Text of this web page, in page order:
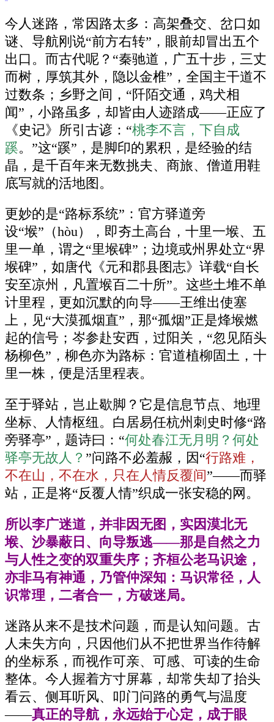
今人迷路，常因路太多：高架叠交、岔口如
谜、导航刚说“前方右转”，眼前却冒出五个
出口。而古代呢？“秦驰道，广五十步，三丈
而树，厚筑其外，隐以金椎”，全国主干道不
过数条；乡野之间，“阡陌交通，鸡犬相
闻”，小路虽多，却皆由人迹踏成——正应了
《史记》所引古谚：“桃李不言，下自成
蹊。”这“蹊”，是脚印的累积，是经验的结
晶，是千百年来无数挑夫、商旅、僧道用鞋
底写就的活地图。
更妙的是“路标系统”：官方驿道旁
设“堠”（hòu），即夯土高台，十里一堠、五
里一单，谓之“里堠碑”；边境或州界处立“界
堠碑”，如唐代《元和郡县图志》详载“自长
安至凉州，凡置堠百二十所”。这些土堆不单
计里程，更如沉默的向导——王维出使塞
上，见“大漠孤烟直”，那“孤烟”正是烽堠燃
起的信号；岑参赴安西，过阳关，“忽见陌头
杨柳色”，柳色亦为路标：官道植柳固土，十
里一株，便是活里程表。
至于驿站，岂止歇脚？它是信息节点、地理
坐标、人情枢纽。白居易任杭州刺史时修“路
旁驿亭”，题诗曰：“何处春江无月明？何处
驿亭无故人？ ”问路不必羞赧，因“行路难，
不在山，不在水，只在人情反覆间”——而驿
站，正是将“反覆人情”织成一张安稳的网。
所以李广迷道，并非因无图，实因漠北无
堠、沙暴蔽日、向导叛逃——那是自然之力
与人性之变的双重失序；齐桓公老马识途，
亦非马有神通，乃管仲深知：马识常径，人
识常理，二者合一，方破迷局。
迷路从来不是技术问题，而是认知问题。古
人未失方向，只因他们从不把世界当作待解
的坐标系，而视作可亲、可感、可读的生命
整体。今人握着方寸屏幕，却常失却了抬头
看云、侧耳听风、叩门问路的勇气与温度
——真正的导航，永远始于心定，成于眼